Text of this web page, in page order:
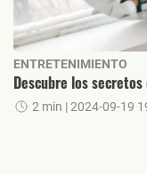
ENTRETENIMIENTO
Descubre los
2 min | 2024-09-19